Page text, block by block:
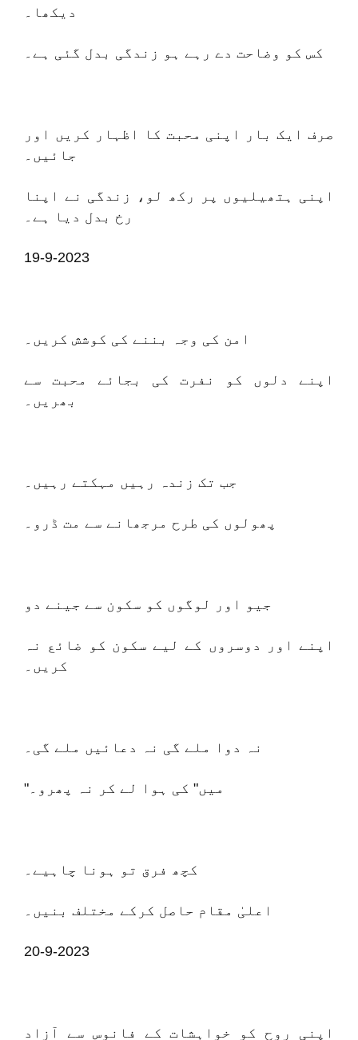
دیکھا۔
کس کو وضاحت دے رہے ہو زندگی بدل گئی ہے۔
صرف ایک بار اپنی محبت کا اظہار کریں اور
جائیں۔
اپنی ہتھیلیوں پر رکھ لو، زندگی نے اپنا
رخ بدل دیا ہے۔
19-9-2023
امن کی وجہ بننے کی کوشش کریں۔
اپنے دلوں کو نفرت کی بجائے محبت سے
بھریں۔
جب تک زندہ رہیں مہکتے رہیں۔
پھولوں کی طرح مرجھانے سے مت ڈرو۔
جیو اور لوگوں کو سکون سے جینے دو
اپنے اور دوسروں کے لیے سکون کو ضائع نہ
کریں۔
نہ دوا ملے گی نہ دعائیں ملے گی۔
"میں" کی ہوا لے کر نہ پھرو۔
کچھ فرق تو ہونا چاہیے۔
اعلیٰ مقام حاصل کرکے مختلف بنیں۔
20-9-2023
اپنی روح کو خواہشات کے فانوس سے آزاد